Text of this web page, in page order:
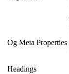
Og Meta Properties
Headings